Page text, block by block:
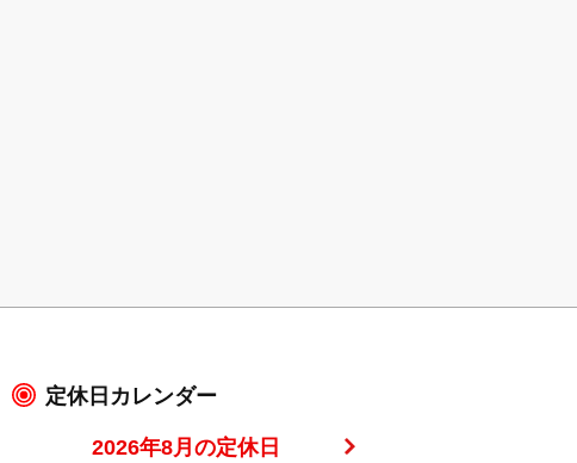
定休日カレンダー
2026年8月の定休日